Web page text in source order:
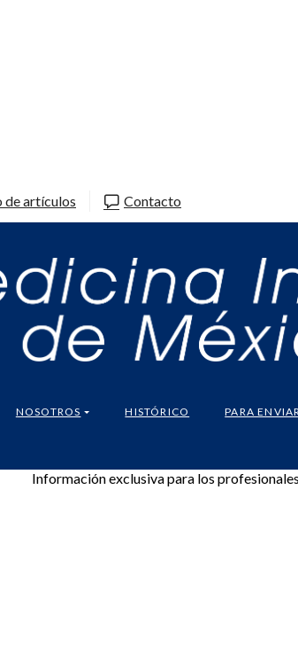
de artículos Contacto
NOSOTROS HISTÓRICO PARA
Información exclusiva para los